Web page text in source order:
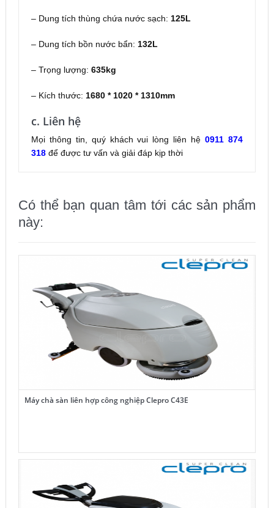
– Dung tích thùng chứa nước sạch: 125L
– Dung tích bồn nước bẩn: 132L
– Trọng lượng: 635kg
– Kích thước: 1680 * 1020 * 1310mm
c. Liên hệ
Mọi thông tin, quý khách vui lòng liên hệ0911 874
318để được tư vấn và giải đáp kịp thời
Có thể bạn quan tâm tới các sản phẩm
này:
Máy chà sàn liên hợp công nghiệp Clepro C43E